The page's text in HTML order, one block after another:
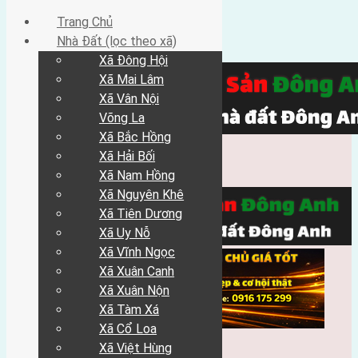
Trang Chủ
Trang Chủ
Nhà Đất (lọc theo xã)
Xã Đông Hội
Xã Mai Lâm
Xã Vân Nội
Võng La
Xã Bắc Hồng
Xã Hải Bối
Xã Nam Hồng
Xã Nguyên Khê
Xã Tiên Dương
Xã Uy Nỗ
Xã Vĩnh Ngọc
Xã Xuân Canh
Xã Xuân Nộn
Xã Tàm Xá
Xã Cổ Loa
Xã Việt Hùng